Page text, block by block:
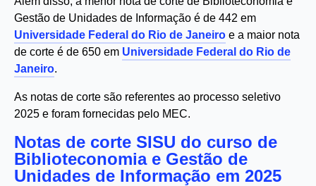
Gestão de Unidades de Informação é de 442 em
Universidade Federal do Rio de Janeiro e a maior nota
de corte é de 650 em Universidade Federal do Rio de
Janeiro.
As notas de corte são referentes ao processo seletivo
2025 e foram fornecidas pelo MEC.
Notas de corte SISU do curso de
Biblioteconomia e Gestão de
Unidades de Informação em 2025